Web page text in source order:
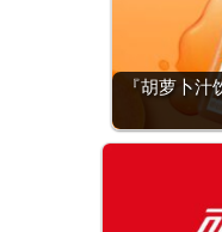
『胡萝卜